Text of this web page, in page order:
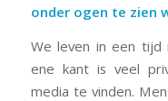
onder ogen te zien
We leven in een tijd
ene kant is veel
media te vinden.